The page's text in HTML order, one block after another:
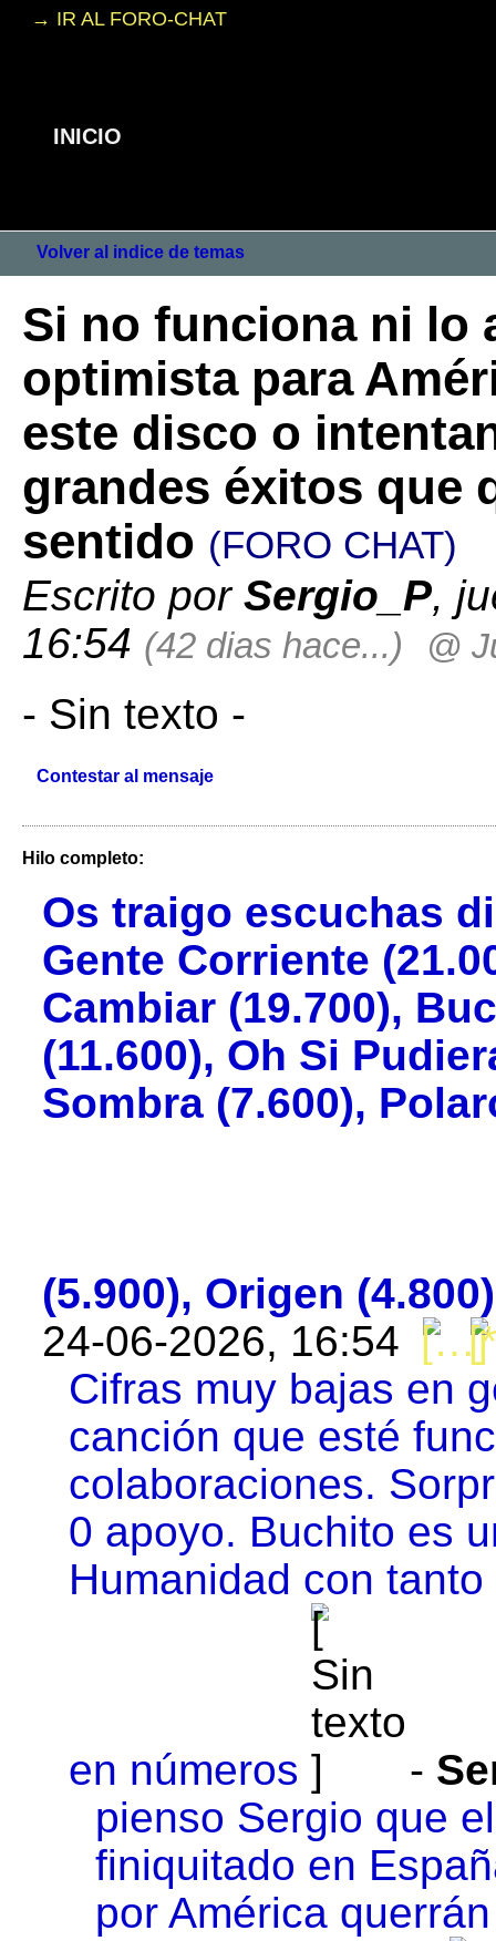
→ IR AL FORO-CHAT
INICIO
Volver al indice de temas
Si no funciona ni lo
optimista para
este disco o
grandes éxitos que
sentido (FORO CHAT)
Escrito por Sergio_P,
16:54 (42 dias hace...) @
- Sin texto -
Contestar al mensaje
Hilo completo:
Os traigo escuchas
Gente Corriente
Cambiar (19.700),
(11.600), Oh Si
Sombra (7.600),
(5.900), Origen (4.800)
24-06-2026, 16:54
Cifras muy bajas en
canción que esté
colaboraciones.
0 apoyo. Buchito es
Humanidad con
en números -
pienso Sergio que
finiquitado en
por América